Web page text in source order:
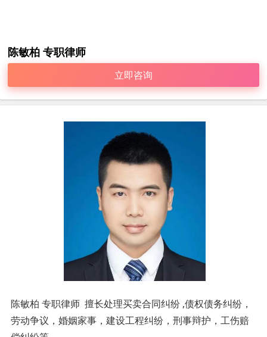
陈敏柏 专职律师
立即咨询
陈敏柏 专职律师 擅长处理买卖合同纠纷 ,债权债务纠纷，
劳动争议，婚姻家事，建设工程纠纷，刑事辩护，工伤赔